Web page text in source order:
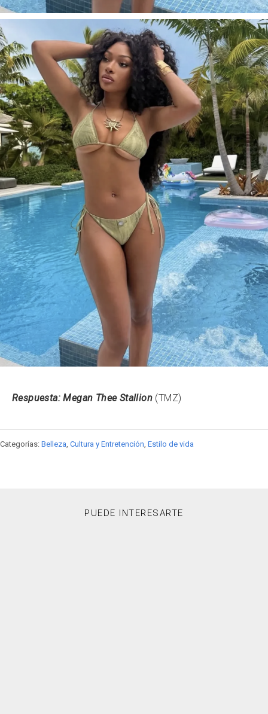
Respuesta: Megan Thee Stallion (TMZ)
Categorías: Belleza Cultura y Entretención Estilo de vida
PUEDE INTERESARTE